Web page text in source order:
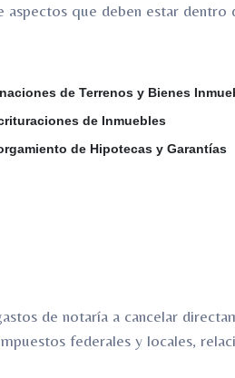
aspectos que deben estar
de Terrenos y Bienes
de Inmuebles
de Hipotecas y Garantías
de notaría a cancelar
federales y locales,